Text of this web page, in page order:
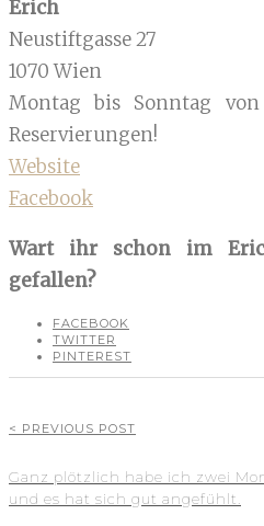
Erich
Neustiftgasse 27
1070 Wien
Montag bis Sonntag
Reservierungen!
Website
Facebook
Wart ihr schon im
gefallen?
FACEBOOK
TWITTER
PINTEREST
< PREVIOUS POST
Ganz plötzlich habe ich zwei
und es hat sich gut angefühlt.